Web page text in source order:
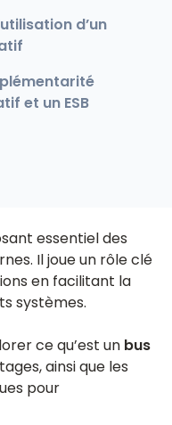
d’un
et un ESB
essentiel des
Il joue un rôle clé
en facilitant la
systèmes.
ce qu’est un bus
ainsi que les
pour